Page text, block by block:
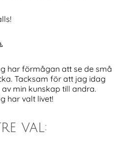
har förmågan att se de små
Tacksam för att jag idag
min kunskap till andra.
har valt livet!
val: